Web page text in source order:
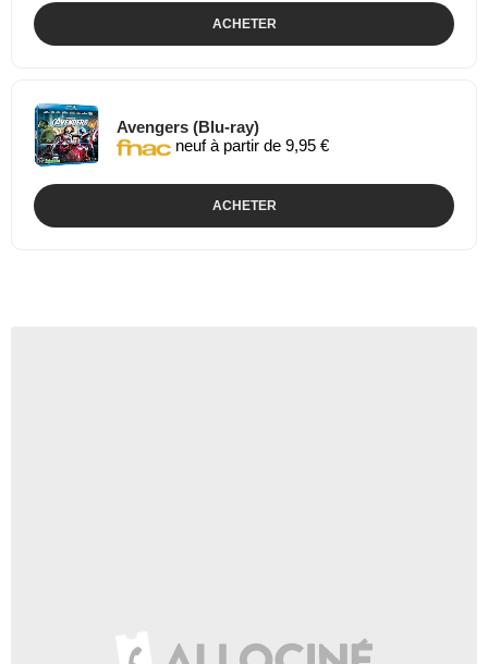
ACHETER
Avengers (Blu-ray)
neuf à partir de 9,95 €
ACHETER